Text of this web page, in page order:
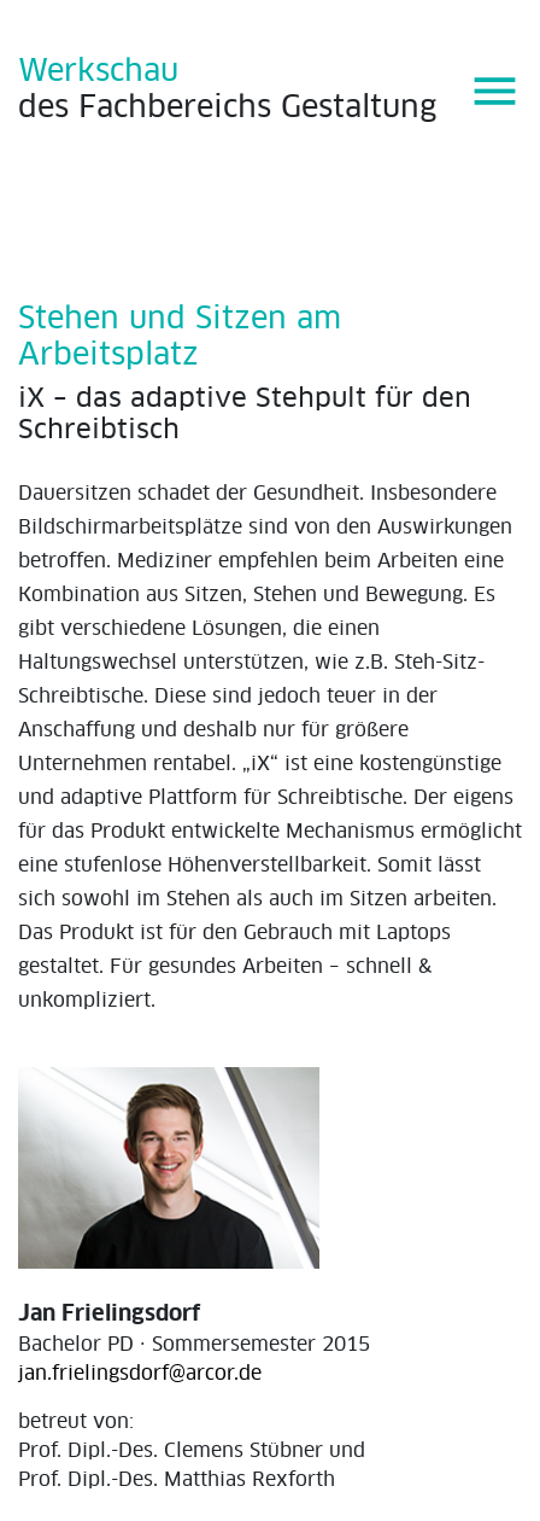
Werkschau
des Fachbereichs Gestaltung menu
Stehen und Sitzen am
Arbeitsplatz
iX – das adaptive Stehpult für den
Schreibtisch
Dauersitzen schadet der Gesundheit. Insbesondere
Bildschirmarbeitsplätze sind von den Auswirkungen
betroffen. Mediziner empfehlen beim Arbeiten eine
Kombination aus Sitzen, Stehen und Bewegung. Es
gibt verschiedene Lösungen, die einen
Haltungswechsel unterstützen, wie z.B. Steh-Sitz-
Schreibtische. Diese sind jedoch teuer in der
Anschaffung und deshalb nur für größere
Unternehmen rentabel. „iX“ ist eine kostengünstige
und adaptive Plattform für Schreibtische. Der eigens
für das Produkt entwickelte Mechanismus ermöglicht
eine stufenlose Höhenverstellbarkeit. Somit lässt
sich sowohl im Stehen als auch im Sitzen arbeiten.
Das Produkt ist für den Gebrauch mit Laptops
gestaltet. Für gesundes Arbeiten – schnell &
unkompliziert.
Jan Frielingsdorf
Bachelor PD · Sommersemester 2015
jan.frielingsdorf@arcor.de
betreut von:
Prof. Dipl.-Des. Clemens Stübner und
Prof. Dipl.-Des. Matthias Rexforth